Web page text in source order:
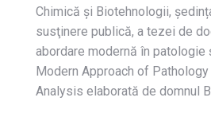
Chimică și Biotehnologii,
susţinere publică, a tezei de
abordare modernă în
Modern Approach of Pathology
Analysis elaborată de domnul